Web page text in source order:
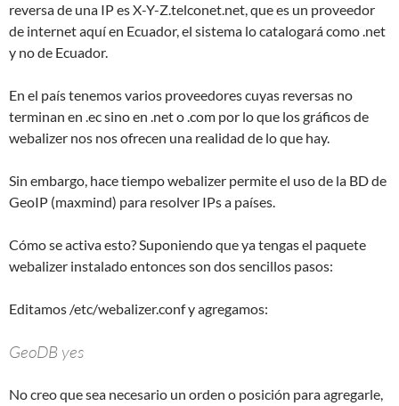
reversa de una IP es X-Y-Z.telconet.net, que es un proveedor
de internet aquí en Ecuador, el sistema lo catalogará como .net
y no de Ecuador.
En el país tenemos varios proveedores cuyas reversas no
terminan en .ec sino en .net o .com por lo que los gráficos de
webalizer nos nos ofrecen una realidad de lo que hay.
Sin embargo, hace tiempo webalizer permite el uso de la BD de
GeoIP (maxmind) para resolver IPs a países.
Cómo se activa esto? Suponiendo que ya tengas el paquete
webalizer instalado entonces son dos sencillos pasos:
Editamos /etc/webalizer.conf y agregamos:
GeoDB yes
No creo que sea necesario un orden o posición para agregarle,